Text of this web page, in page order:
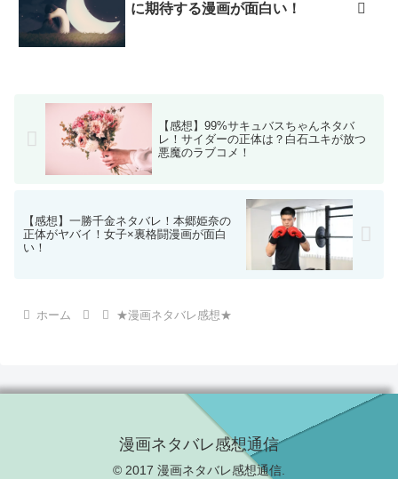
に期待する漫画が面白い！
【感想】99%サキュバスちゃんネタバ
レ！サイダーの正体は？白石ユキが放つ
悪魔のラブコメ！
【感想】一勝千金ネタバレ！本郷姫奈の
正体がヤバイ！女子×裏格闘漫画が面白
い！
ホーム ★漫画ネタバレ感想★
漫画ネタバレ感想通信
© 2017 漫画ネタバレ感想通信.